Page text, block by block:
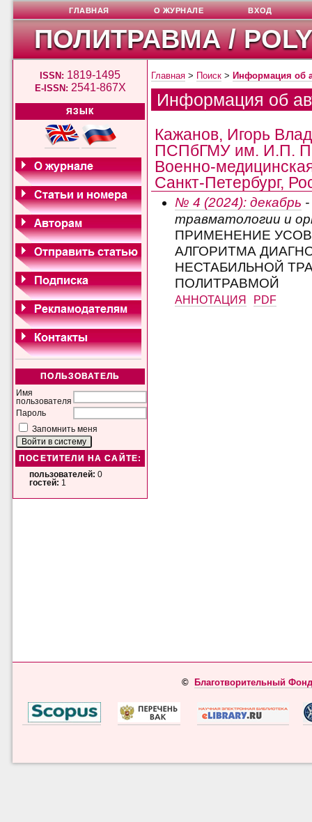
ПОЛИТРАВМА /
ISSN: 1819-1495
E-ISSN: 2541-867X
ЯЗЫК
ПОЛЬЗОВАТЕЛЬ
Имя
пользователя
Пароль
Запомнить меня
ПОСЕТИТЕЛИ НА САЙТЕ:
пользователей: 0
гостей: 1
ГЛАВНАЯ О ЖУРНАЛЕ ВХОД
Главная > Поиск > Информация об
Информация об
Кажанов, Игорь
ПСПбГМУ им. И.П.
Военно-
Санкт-Петербург,
№ 4 (2024): декабрь
травматологии и
ПРИМЕНЕНИЕ
АЛГОРИТМА
НЕСТАБИЛЬНОЙ
ПОЛИТРАВМОЙ
АННОТАЦИЯ PDF
© Благотворительный